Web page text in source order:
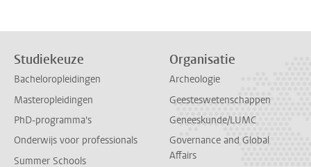
Studiekeuze
Bacheloropleidingen
Masteropleidingen
PhD-programma's
Onderwijs voor professionals
Summer Schools
Organisatie
Archeologie
Geesteswetenschappen
Geneeskunde/LUMC
Governance and Global
Affairs